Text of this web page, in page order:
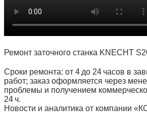
Ремонт заточного станка KNECHT
Сроки ремонта: от 4 до 24 часов в
работ; заказ оформляется через
проблемы и получением
24 ч.
Новости и аналитика от компании